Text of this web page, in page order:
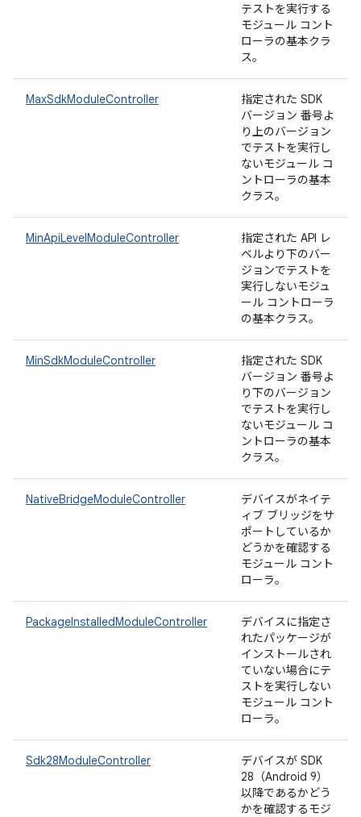
テストを実行する
モジュール コント
ローラの基本クラ
ス。
MaxSdkModuleController
指定された SDK
バージョン 番号よ
り上のバージョン
でテストを実行し
ないモジュール コ
ントローラの基本
クラス。
MinApiLevelModuleController
指定された API レ
ベルより下のバー
ジョンでテストを
実行しないモジュ
ール コントローラ
の基本クラス。
MinSdkModuleController
指定された SDK
バージョン 番号よ
り下のバージョン
でテストを実行し
ないモジュール コ
ントローラの基本
クラス。
NativeBridgeModuleController
デバイスがネイテ
ィブ ブリッジをサ
ポートしているか
どうかを確認する
モジュール コント
ローラ。
PackageInstalledModuleController
デバイスに指定さ
れたパッケージが
インストールされ
ていない場合にテ
ストを実行しない
モジュール コント
ローラ。
Sdk28ModuleController
デバイスが SDK
28（Android 9）
以降であるかどう
かを確認するモジ